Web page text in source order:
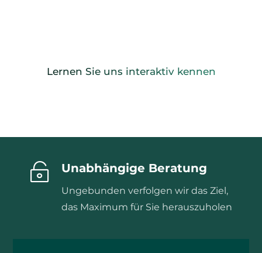
Lernen Sie uns interaktiv kennen
 Unabhängige Beratung
Ungebunden verfolgen wir das Ziel,
das Maximum für Sie herauszuholen